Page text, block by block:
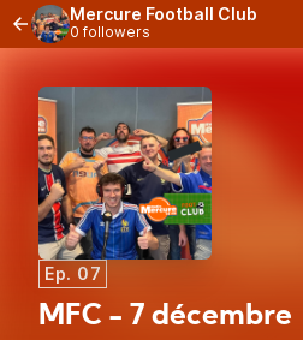
Mercure Football Club
0 followers
Ep. 07
MFC - 7 décembre